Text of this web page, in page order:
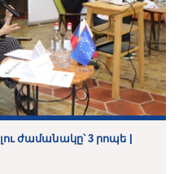
ժամանակը՝ 3 րոպե |